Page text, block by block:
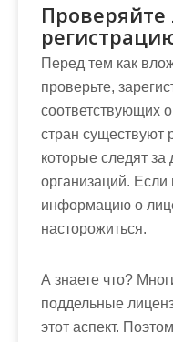
Перед тем как
проверьте,
соответствующих
стран существуют
которые следят
организаций.
информацию о
насторожиться.
А знаете что?
поддельные
этот аспект.